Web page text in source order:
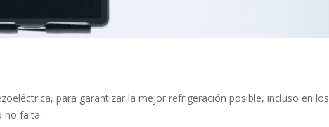
para garantizar la mejor refrigeración posible, incluso en los
no falta.